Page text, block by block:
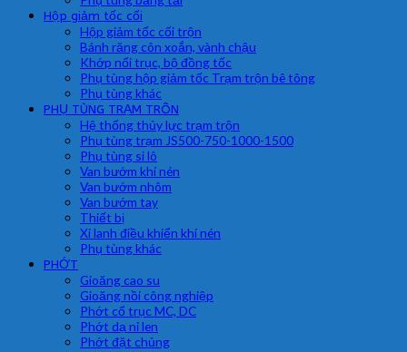
Hộp giảm tốc cối
Hộp giảm tốc cối trộn
Bánh răng côn xoắn, vành chậu
Khớp nối trục, bộ đồng tốc
Phụ tùng hộp giảm tốc Trạm trộn bê tông
Phụ tùng khác
PHỤ TÙNG TRẠM TRÔN
Hệ thống thủy lực trạm trộn
Phụ tùng trạm JS500-750-1000-1500
Phụ tùng si lô
Van bướm khí nén
Van bướm nhôm
Van bướm tay
Thiết bị
Xi lanh điều khiển khí nén
Phụ tùng khác
PHỚT
Gioăng cao su
Gioăng nồi công nghiệp
Phớt cổ trục MC, DC
Phớt dạ nỉ len
Phớt đặt chủng